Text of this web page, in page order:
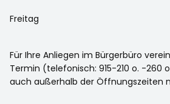
Freitag
Für Ihre Anliegen im Bürgerbüro
Termin (telefonisch: 915-210 o. -260
auch außerhalb der Öffnungszeiten